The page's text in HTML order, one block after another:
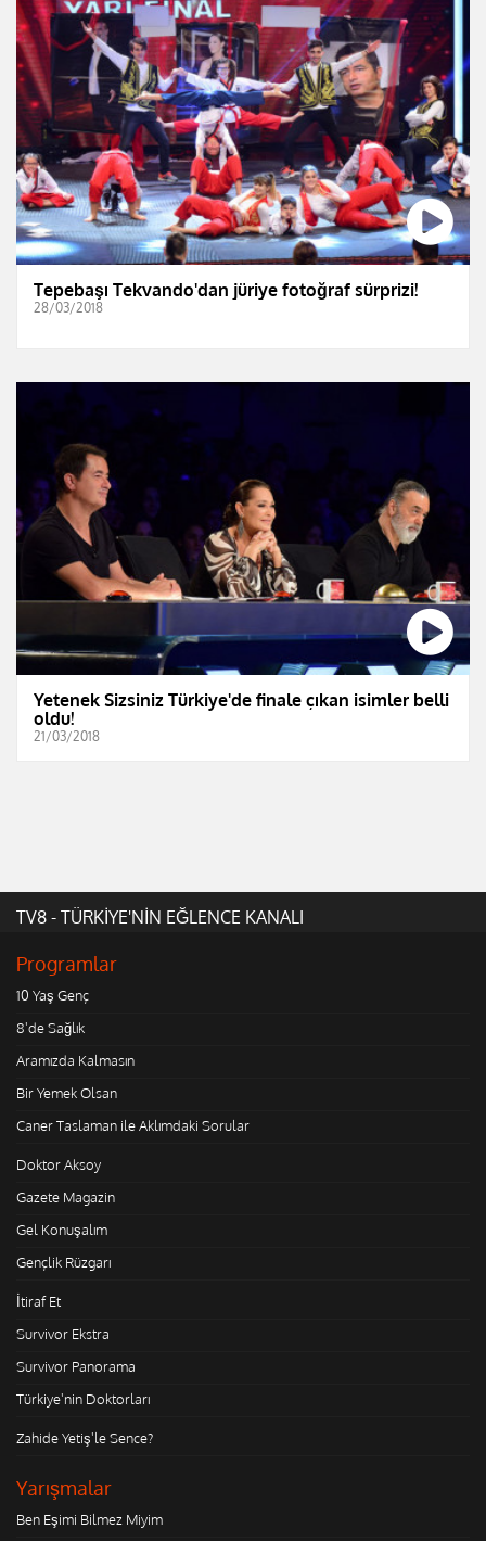
Tepebaşı Tekvando'dan jüriye fotoğraf sürprizi!
28/03/2018
Yetenek Sizsiniz Türkiye'de finale çıkan isimler belli
oldu!
21/03/2018
TV8 - TÜRKİYE'NİN EĞLENCE KANALI
Programlar
10 Yaş Genç
8'de Sağlık
Aramızda Kalmasın
Bir Yemek Olsan
Caner Taslaman ile Aklımdaki Sorular
Doktor Aksoy
Gazete Magazin
Gel Konuşalım
Gençlik Rüzgarı
İtiraf Et
Survivor Ekstra
Survivor Panorama
Türkiye'nin Doktorları
Zahide Yetiş'le Sence?
Yarışmalar
Ben Eşimi Bilmez Miyim